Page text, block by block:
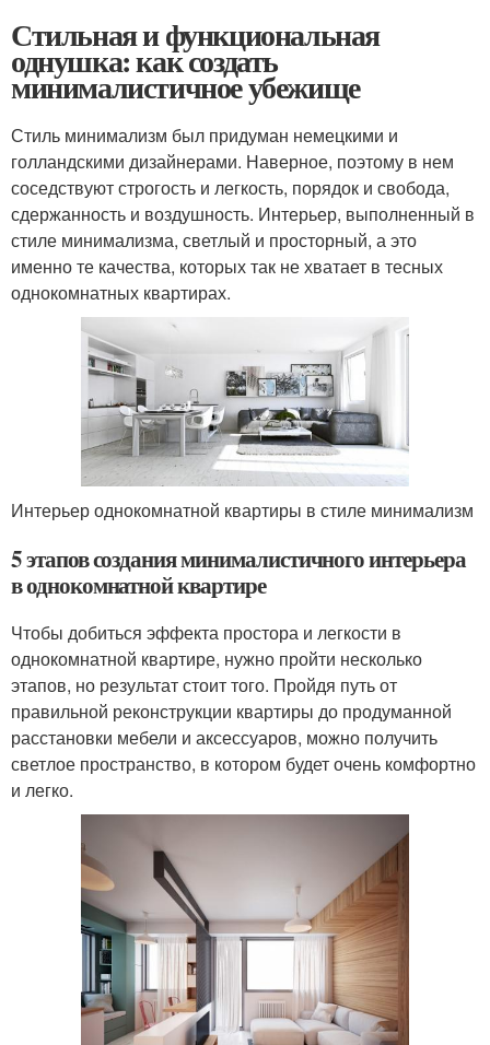
Стильная и функциональная
однушка: как создать
минималистичное убежище
Стиль минимализм был придуман немецкими и
голландскими дизайнерами. Наверное, поэтому в нем
соседствуют строгость и легкость, порядок и свобода,
сдержанность и воздушность. Интерьер, выполненный в
стиле минимализма, светлый и просторный, а это
именно те качества, которых так не хватает в тесных
однокомнатных квартирах.
Интерьер однокомнатной квартиры в стиле минимализм
5 этапов создания минималистичного интерьера
в однокомнатной квартире
Чтобы добиться эффекта простора и легкости в
однокомнатной квартире, нужно пройти несколько
этапов, но результат стоит того. Пройдя путь от
правильной реконструкции квартиры до продуманной
расстановки мебели и аксессуаров, можно получить
светлое пространство, в котором будет очень комфортно
и легко.